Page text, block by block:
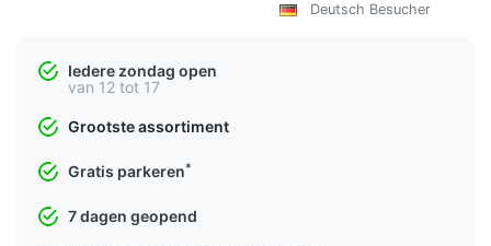
Deutsch Besucher
Iedere zondag open
van 12 tot 17
Grootste assortiment
Gratis parkeren*
7 dagen geopend